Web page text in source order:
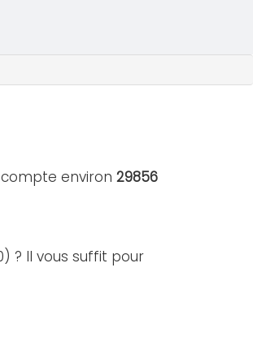
compte environ 29856
? Il vous suffit pour